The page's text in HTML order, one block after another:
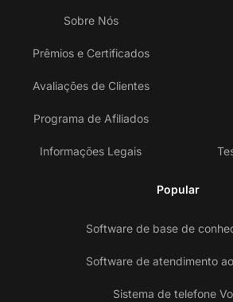
Sobre Nós
Prêmios e Certificados
Avaliações de Clientes
Programa de Afiliados
Informações Legais
Popular
Software de base de
Software de atendimento
Sistema de telefone